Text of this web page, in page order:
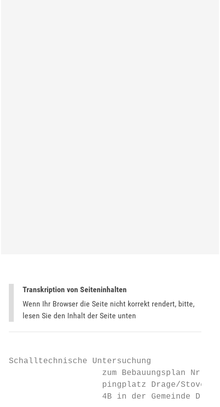
Transkription von Seiteninhalten
Wenn Ihr Browser die Seite nicht korrekt rendert, bitte,
lesen Sie den Inhalt der Seite unten
Schalltechnische Untersuchung
zum Bebauungsplan Nr. 1
pingplatz Drage/Stove“
                   4B in der Gemeinde Drage